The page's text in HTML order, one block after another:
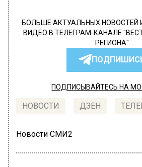
БОЛЬШЕ АКТУАЛЬНЫХ НОВОСТЕЙ
ВИДЕО В ТЕЛЕГРАМ-КАНАЛЕ
РЕГИОНА".
ПОДПИСЫВАЙТЕСЬ НА
НОВОСТИ ДЗЕН
Новости СМИ2